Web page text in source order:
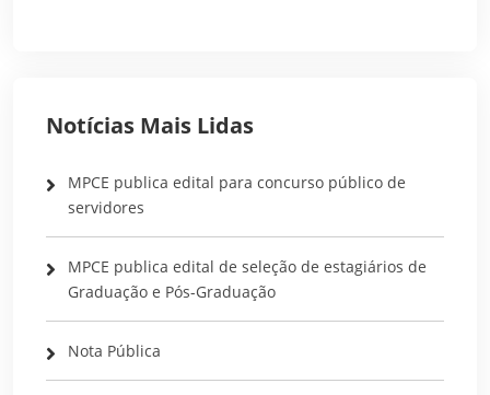
Notícias Mais Lidas
MPCE publica edital para concurso público de
servidores
MPCE publica edital de seleção de estagiários de
Graduação e Pós-Graduação
Nota Pública